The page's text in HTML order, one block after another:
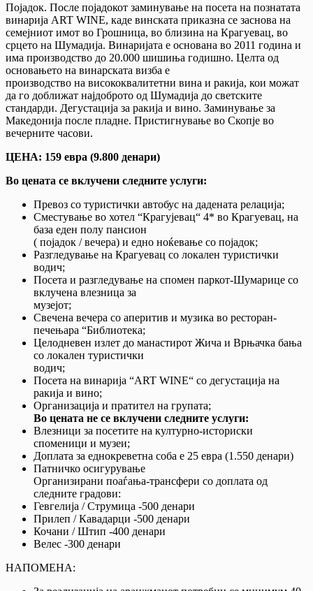
Појадок. После појадокот заминување на посета на познатата
винарија ART WINE, каде винската приказна се заснова на
семејниот имот во Грошница, во близина на Крагуевац, во
срцето на Шумадија. Винаријата е основана во 2011 година и
има производство до 20.000 шишиња годишно. Целта од
основањето на винарската визба е
производство на висококвалитетни вина и ракија, кои можат
да го доближат најдоброто од Шумадија до светските
стандарди. Дегустација за ракија и вино. Заминување за
Македонија после пладне. Пристигнување во Скопје во
вечерните часови.
ЦЕНА: 159 евра (9.800 денари)
Во цената се вклучени следните услуги:
Превоз со туристички автобус на дадената релација;
Сместување во хотел “Крагујевац“ 4* во Крагуевац, на
база еден полу пансион
( појадок / вечера) и едно ноќевање со појадок;
Разгледување на Крагуевац со локален туристички
водич;
Посета и разгледување на спомен паркот-Шумарице со
вклучена влезница за
музејот;
Свечена вечера со аперитив и музика во ресторан-
печењара “Библиотека;
Целодневен излет до манастирот Жича и Врњачка бања
со локален туристички
водич;
Посета на винарија “ART WINE“ со дегустација на
ракија и вино;
Организација и пратител на групата;
Во цената не се вклучени следните услуги:
Влезници за посетите на културно-историски
споменици и музеи;
Доплата за еднокреветна соба е 25 евра (1.550 денари)
Патничко осигурување
Организирани поаѓања-трансфери со доплата од
следните градови:
Гевгелија / Струмица -500 денари
Прилеп / Кавадарци -500 денари
Кочани / Штип -400 денари
Велес -300 денари
НАПОМЕНА: